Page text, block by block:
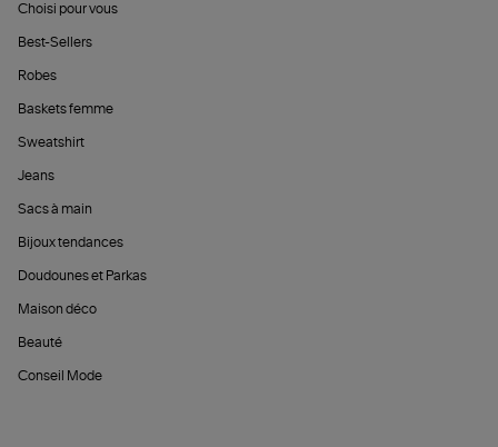
Choisi pour vous
Best-Sellers
Robes
Baskets femme
Sweatshirt
Jeans
Sacs à main
Bijoux tendances
Doudounes et Parkas
Maison déco
Beauté
Conseil Mode